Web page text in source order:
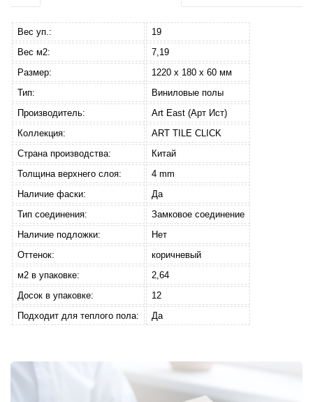
Вес уп.:
19
Вес м2:
7,19
Размер:
1220 х 180 х 60 мм
Тип:
Виниловые полы
Производитель:
Art East (Арт Ист)
Коллекция:
ART TILE CLICK
Страна производства:
Китай
Толщина верхнего слоя:
4 mm
Наличие фаски:
Да
Тип соединения:
Замковое соединение
Наличие подложки:
Нет
Оттенок:
коричневый
м2 в упаковке:
2,64
Досок в упаковке:
12
Подходит для теплого пола:
Да